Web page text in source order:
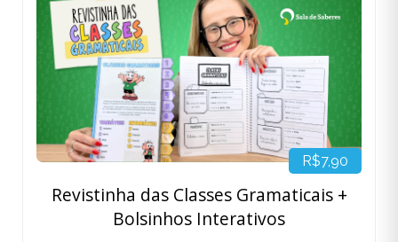
R$7,90
Revistinha das Classes Gramaticais +
Bolsinhos Interativos